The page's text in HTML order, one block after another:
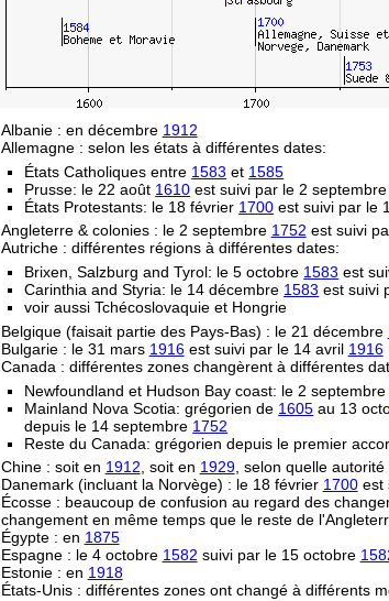
Albanie : en décembre 1912
Allemagne : selon les états à différentes dates:
États Catholiques entre 1583 et 1585
Prusse: le 22 août 1610 est suivi par le 2 septembre
États Protestants: le 18 février 1700 est suivi par le
Angleterre & colonies : le 2 septembre 1752 est suivi
Autriche : différentes régions à différentes dates:
Brixen, Salzburg and Tyrol: le 5 octobre 1583 est
Carinthia and Styria: le 14 décembre 1583 est suivi
voir aussi Tchécoslovaquie et Hongrie
Belgique (faisait partie des Pays-Bas) : le 21 décembre
Bulgarie : le 31 mars 1916est suivi par le 14 avril 1916
Canada : différentes zones changèrent à différentes
Newfoundland et Hudson Bay coast: le 2 septembre
Mainland Nova Scotia: grégorien de 1605 au 13
depuis le 14 septembre 1752
Reste du Canada: grégorien depuis le premier
Chine : soit en 1912, soit en 1929, selon quelle autorité
Danemark (incluant la Norvège) : le 18 février 1700est
Écosse : beaucoup de confusion au regard des
changement en même temps que le reste de
Égypte : en 1875
Espagne : le 4 octobre 1582 suivi par le 15 octobre
Estonie : en 1918
États-Unis : différentes zones ont changé à différents